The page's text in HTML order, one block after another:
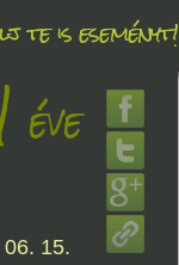
te is eseményt!
éve
15.